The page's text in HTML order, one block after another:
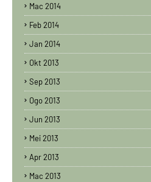
Mac 2014
Feb 2014
Jan 2014
Okt 2013
Sep 2013
Ogo 2013
Jun 2013
Mei 2013
Apr 2013
Mac 2013